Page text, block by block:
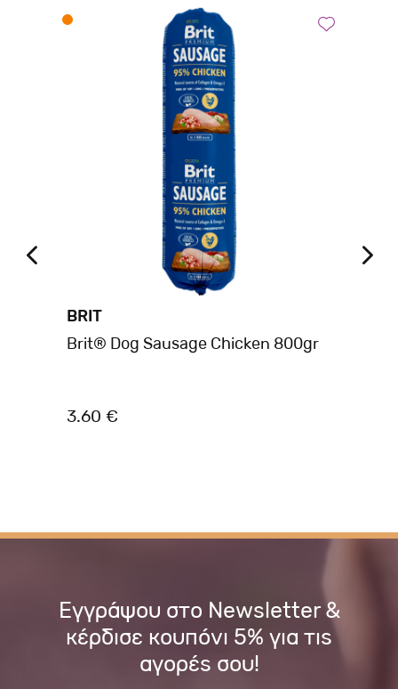
BRIT
Brit® Dog Sausage Chicken 800gr
3.60 €
Εγγράψου στο Newsletter &
κέρδισε κουπόνι 5% για τις
αγορές σου!